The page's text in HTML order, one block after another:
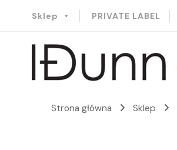
Sklep PRIVATE LABEL
Idunn-Naturals
Strona główna Sklep